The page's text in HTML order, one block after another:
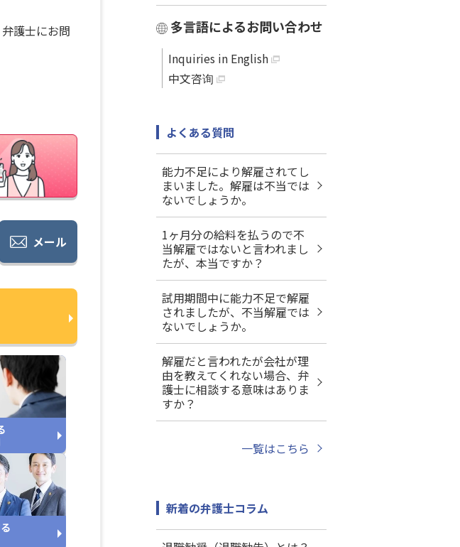
護士にお問
メール
多言語によるお問い合わせ
Inquiries in English
中文咨询
よくある質問
能力不足により解雇されてし
まいました。解雇は不当では
ないでしょうか。
1ヶ月分の給料を払うので不
当解雇ではないと言われまし
たが、本当ですか？
試用期間中に能力不足で解雇
されましたが、不当解雇では
ないでしょうか。
解雇だと言われたが会社が理
由を教えてくれない場合、弁
護士に相談する意味はありま
すか？
一覧はこちら
新着の弁護士コラム